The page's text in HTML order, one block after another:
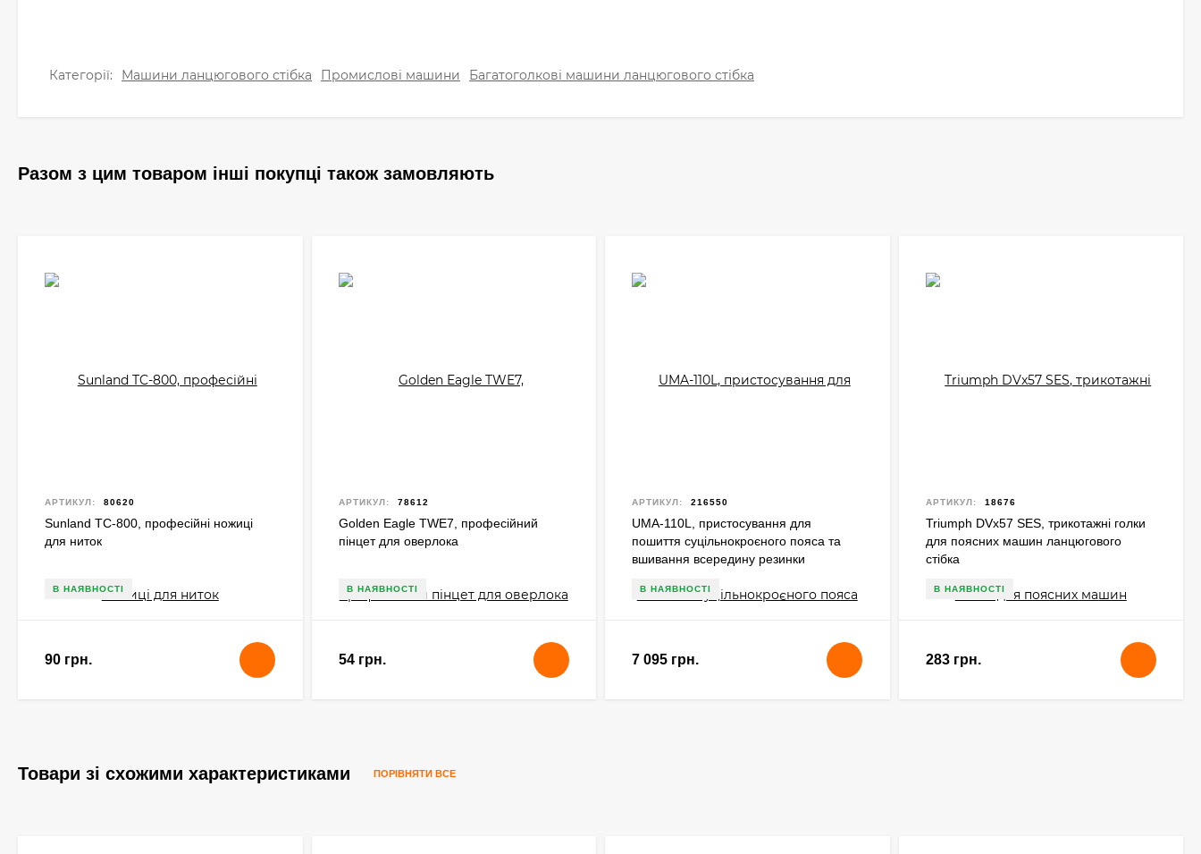
Категорії: Машини ланцюгового стібка Промислові машини Багатоголкові машини ланцюгового стібка
Разом з цим товаром інші покупці також замовляють
АРТИКУЛ: 80620
Sunland TC-800, професійні ножиці
для ниток
В НАЯВНОСТІ
90 грн.
АРТИКУЛ: 78612
Golden Eagle TWE7, професійний
пінцет для оверлока
В НАЯВНОСТІ
54 грн.
АРТИКУЛ: 216550
UMA-110L, пристосування для
пошиття суцільнокроєного пояса та
вшивання всередину резинки
В НАЯВНОСТІ
7 095 грн.
АРТИКУЛ: 18676
Triumph DVx57 SES, трикотажні голки
для поясних машин ланцюгового
стібка
В НАЯВНОСТІ
283 грн.
Товари зі схожими характеристиками ПОРІВНЯТИ ВСЕ